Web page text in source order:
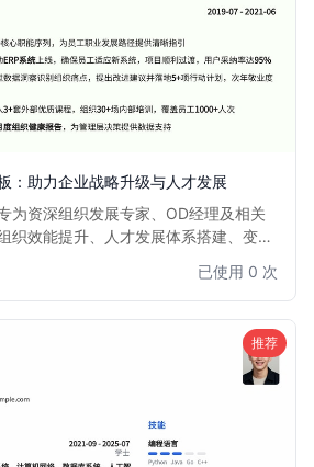
：助力企业战略升级与人才发展
为资深组织发展专家、OD经理及相关
织效能提升、人才发展体系搭建、变革
众多求职者中脱颖而出，获得理想的组
已使用 0 次
推荐